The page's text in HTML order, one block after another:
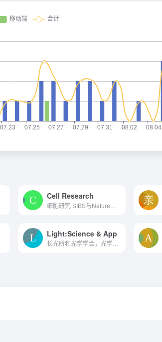
Cell Research
Light:Science & App
长光所和光学学会，光学领域...